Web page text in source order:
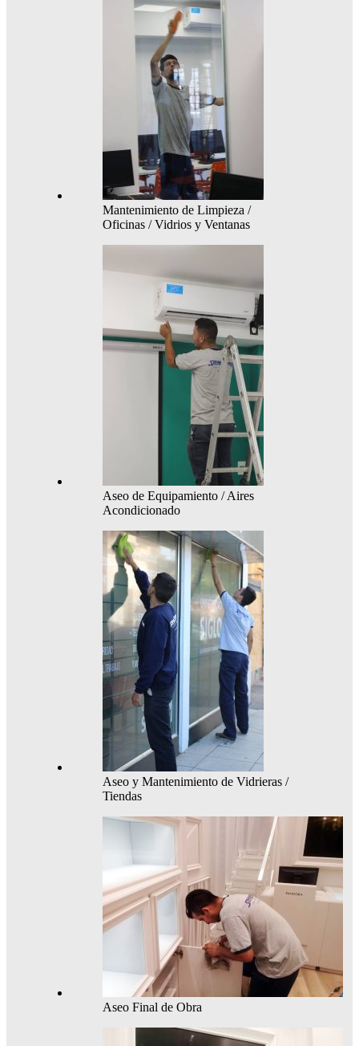
Mantenimiento de Limpieza /
Oficinas / Vidrios y Ventanas
Aseo de Equipamiento / Aires
Acondicionado
Aseo y Mantenimiento de Vidrieras /
Tiendas
Aseo Final de Obra